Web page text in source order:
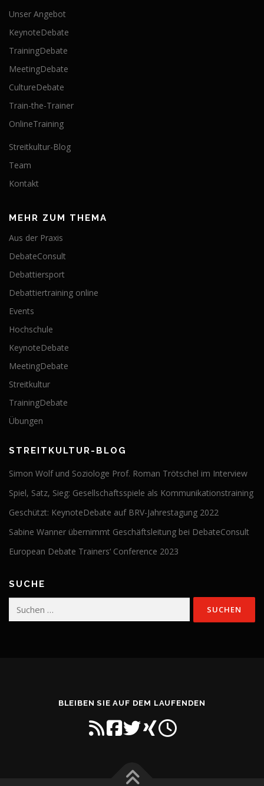
Unser Angebot
KeynoteDebate
TrainingDebate
MeetingDebate
CultureDebate
Train-the-Trainer
OnlineTraining
Streitkultur-Blog
Team
Kontakt
MEHR ZUM THEMA
Aus der Praxis
DebateConsult
Debattiersport
Debattiertraining online
Events
Hochschule
KeynoteDebate
MeetingDebate
Streitkultur
TrainingDebate
Übungen
STREITKULTUR-BLOG
Simon Wolf und Soziologe Prof. Roman Trötschel im Interview
Spiel, Satz, Sieg: Gesellschaftsspiele als Kommunikationstraining
Geschützt: KeynoteDebate auf BRV-Jahrestagung 2022
Sabine Wanner übernimmt Geschäftsleitung bei DebateConsult
European Debate Trainers‘ Conference 2023
SUCHE
Suchen
BLEIBEN SIE AUF DEM LAUFENDEN